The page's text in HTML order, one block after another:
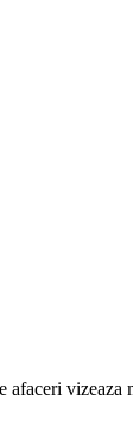
afaceri vizeaza